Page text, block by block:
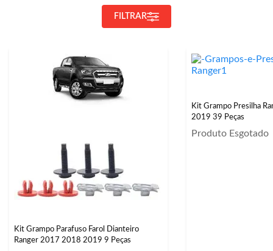
FILTRAR
Kit Grampo Parafuso Farol Dianteiro
Ranger 2017 2018 2019 9 Peças
Kit Grampo Presilha
2019 39 Peças
Produto Esgotado